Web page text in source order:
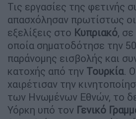
Τις εργασίες της φετινής
απασχόλησαν πρωτίστως
εξελίξεις στο Κυπριακό, σε
οποία σηματοδότησε την
παράνομης εισβολής και
κατοχής από την Τουρκία.
χαιρέτισαν την
των Ηνωμένων Εθνών, το
Υόρκη υπό τον Γενικό